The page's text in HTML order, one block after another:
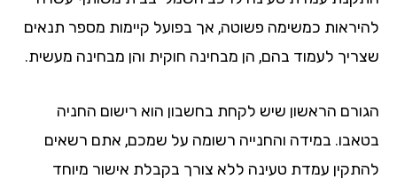
כמשימה פשוטה, אך בפועל קיימות מספר תנאים
לעמוד בהם, הן מבחינה חוקית והן מבחינה מעשית.
הראשון שיש לקחת בחשבון הוא רישום החניה
במידה והחנייה רשומה על שמכם, אתם רשאים
עמדת טעינה ללא צורך בקבלת אישור מיוחד